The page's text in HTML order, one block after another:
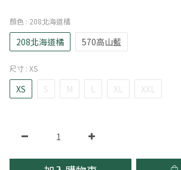
顏色 : 208北海道橘
208北海道橘 570高山藍
尺寸 : XS
XS S M L XL XXL